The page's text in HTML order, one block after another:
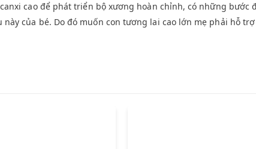
cao để phát triển bộ xương hoàn chỉnh, có những bước
của bé. Do đó muốn con tương lai cao lớn mẹ phải hỗ